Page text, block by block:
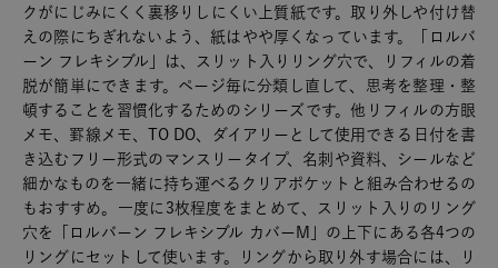
クがにじみにくく裏移りしにくい上質紙です。取り外しや付け替
えの際にちぎれないよう、紙はやや厚くなっています。「ロルバ
ーン フレキシブル」は、スリット入りリング穴で、リフィルの着
脱が簡単にできます。ページ毎に分類し直して、思考を整理・整
頓することを習慣化するためのシリーズです。他リフィルの方眼
メモ、罫線メモ、TO DO、ダイアリーとして使用できる日付を書
き込むフリー形式のマンスリータイプ、名刺や資料、シールなど
細かなものを一緒に持ち運べるクリアポケットと組み合わせるの
もおすすめ。一度に3枚程度をまとめて、スリット入りのリング
穴を「ロルバーン フレキシブル カバーM」の上下にある各4つの
リングにセットして使います。リングから取り外す場合には、リ